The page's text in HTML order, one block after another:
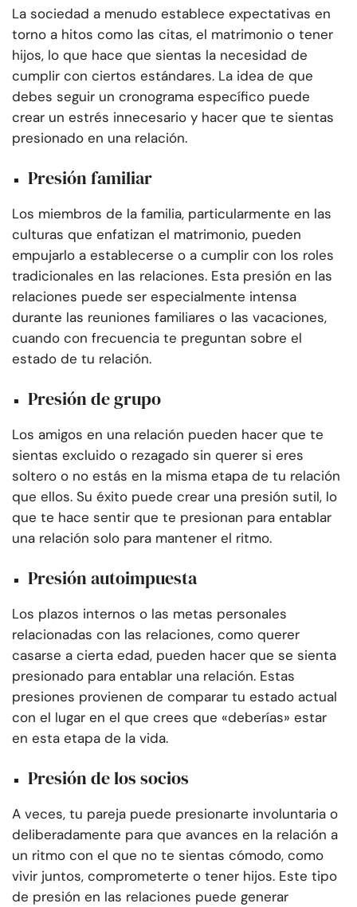
La sociedad a menudo establece expectativas en
torno a hitos como las citas, el matrimonio o tener
hijos, lo que hace que sientas la necesidad de
cumplir con ciertos estándares. La idea de que
debes seguir un cronograma específico puede
crear un estrés innecesario y hacer que te sientas
presionado en una relación.
Presión familiar
Los miembros de la familia, particularmente en las
culturas que enfatizan el matrimonio, pueden
empujarlo a establecerse o a cumplir con los roles
tradicionales en las relaciones. Esta presión en las
relaciones puede ser especialmente intensa
durante las reuniones familiares o las vacaciones,
cuando con frecuencia te preguntan sobre el
estado de tu relación.
Presión de grupo
Los amigos en una relación pueden hacer que te
sientas excluido o rezagado sin querer si eres
soltero o no estás en la misma etapa de tu relación
que ellos. Su éxito puede crear una presión sutil, lo
que te hace sentir que te presionan para entablar
una relación solo para mantener el ritmo.
Presión autoimpuesta
Los plazos internos o las metas personales
relacionadas con las relaciones, como querer
casarse a cierta edad, pueden hacer que se sienta
presionado para entablar una relación. Estas
presiones provienen de comparar tu estado actual
con el lugar en el que crees que «deberías» estar
en esta etapa de la vida.
Presión de los socios
A veces, tu pareja puede presionarte involuntaria o
deliberadamente para que avances en la relación a
un ritmo con el que no te sientas cómodo, como
vivir juntos, comprometerte o tener hijos. Este tipo
de presión en las relaciones puede generar